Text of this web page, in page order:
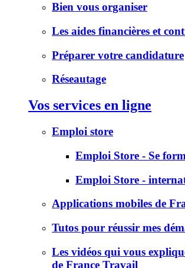
Bien vous organiser
Les aides financières et
Préparer votre candidature
Réseautage
Vos services en ligne
Emploi store
Emploi Store - Se
Emploi Store -
Applications mobiles de
Tutos pour réussir mes
Les vidéos qui vous
de France Travail